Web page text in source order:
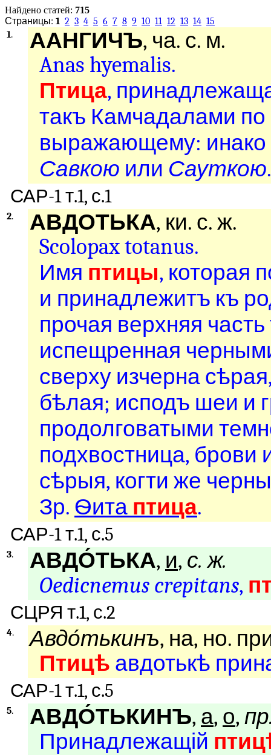
Найдено статей: 715
Страницы: 1 2 3 4 5 6 7 8 9 10 11 12 13 14 15
1. ААНГИЧЪ, ча. с. м.
Anas hyemalis.
Птица,
такъ Камчадалами по
выражающему: инако
Савкою или Сауткою
САР-1 т.1, с.1
2. АВДОТЬКА, ки. с. ж.
Scolopax totanus.
Имя птицы, которая
и принадлежитъ къ
прочая верхняя
испещренная
сверху изчерна
бѣлая; исподъ шеи и
продолговатыми
подхвостница, брови
сѣрыя, когти же
Зр. Ѳита птица.
САР-1 т.1, с.5
3. АВДО́ТЬКА, и, с. ж.
Oedicnemus crepitans,
СЦРЯ т.1, с.2
4. Авдо́тькинъ, на, но.
Птицѣ авдотькѣ
САР-1 т.1, с.5
5. АВДО́ТЬКИНЪ, а, о,
Принадлежащій